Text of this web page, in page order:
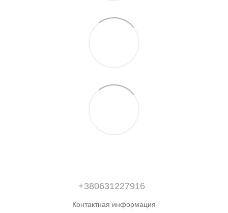
+380631227916
Контактная информация